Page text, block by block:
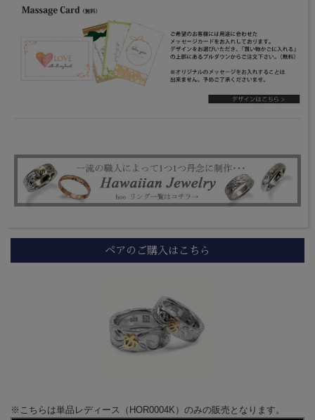
ペアのご購入はこちら
※こちらは単品レディース（HOR0004K）のみの販売となります。